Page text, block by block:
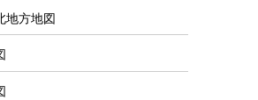
地方地図